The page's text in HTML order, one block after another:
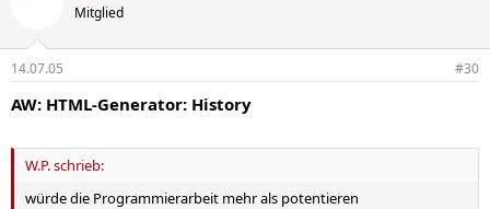
Mitglied
14.07.05 #30
AW: HTML-Generator: History
W.P. schrieb:
würde die Programmierarbeit mehr als potentieren